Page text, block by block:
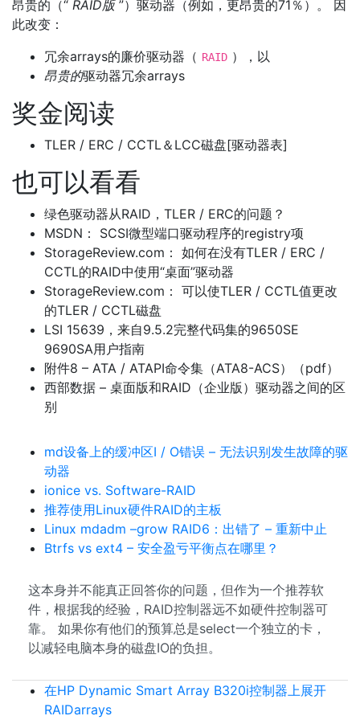
昂贵的（“ RAID版”）驱动器（例如，更昂贵的71％）。 因
此改变：
冗余arrays的廉价驱动器（ RAID ），以
昂贵的驱动器冗余arrays
奖金阅读
TLER / ERC / CCTL＆LCC磁盘[驱动器表]
也可以看看
绿色驱动器从RAID，TLER / ERC的问题？
MSDN： SCSI微型端口驱动程序的registry项
StorageReview.com： 如何在没有TLER / ERC /
CCTL的RAID中使用“桌面”驱动器
StorageReview.com： 可以使TLER / CCTL值更改
的TLER / CCTL磁盘
LSI 15639，来自9.5.2完整代码集的9650SE
9690SA用户指南
附件8 – ATA / ATAPI命令集（ATA8-ACS）（pdf）
西部数据 – 桌面版和RAID（企业版）驱动器之间的区
别
md设备上的缓冲区I / O错误 – 无法识别发生故障的驱
动器
ionice vs. Software-RAID
推荐使用Linux硬件RAID的主板
Linux mdadm –grow RAID6：出错了 – 重新中止
Btrfs vs ext4 – 安全盈亏平衡点在哪里？
这本身并不能真正回答你的问题，但作为一个推荐软
件，根据我的经验，RAID控制器远不如硬件控制器可
靠。 如果你有他们的预算总是select一个独立的卡，
以减轻电脑本身的磁盘IO的负担。
在HP Dynamic Smart Array B320i控制器上展开
RAIDarrays